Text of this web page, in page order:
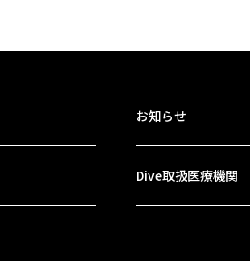
お知らせ
Dive取扱医療機関